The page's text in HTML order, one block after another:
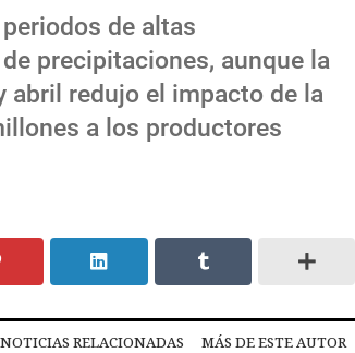
de altas
precipitaciones, aunque la
abril redujo el impacto de la
a los productores
NOTICIAS RELACIONADAS MÁS DE ESTE AUTOR